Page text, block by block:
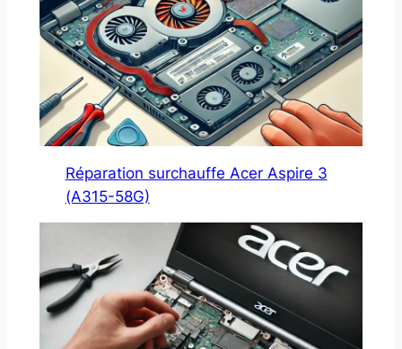
Réparation surchauffe Acer Aspire 3
(A315-58G)